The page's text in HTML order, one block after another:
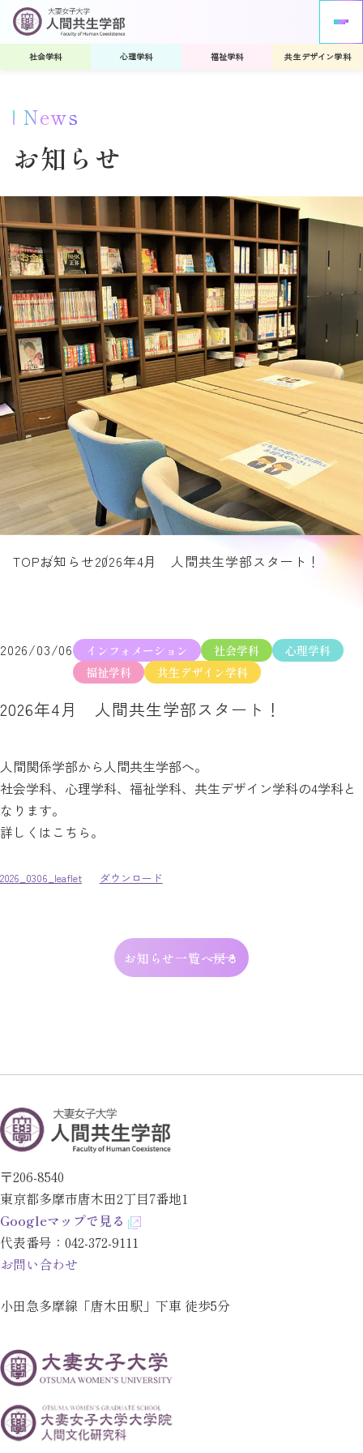
社会学科 心理学科 福祉学科 共生デザイン学科
News
お知らせ
TOPお知らせ2026年4月 人間共生学部スタート！
2026/03/06 インフォメーション 社会学科
心理学科
福祉学科
共生デザイン学科
2026年4月 人間共生学部スタート！
人間関係学部から人間共生学部へ。
社会学科、心理学科、福祉学科、共生デザイン学科の4学科と
なります。
詳しくはこちら。
2026_0306_leaflet ダウンロード
お知らせ一覧へ戻る
〒206-8540
東京都多摩市唐木田2丁目7番地1
Googleマップで見る
代表番号： 042-372-9111
お問い合わせ
小田急多摩線「唐木田駅」下車 徒歩5分